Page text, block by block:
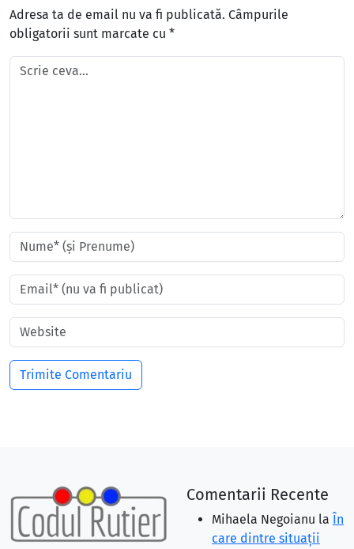
Adresa ta de email nu va fi publicată. Câmpurile
obligatorii sunt marcate cu *
Comentarii Recente
Mihaela Negoianu la În
care dintre situaţii